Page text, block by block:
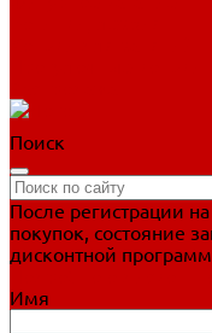
Поиск
После регистрации
покупок, состояние
дисконтной
Имя